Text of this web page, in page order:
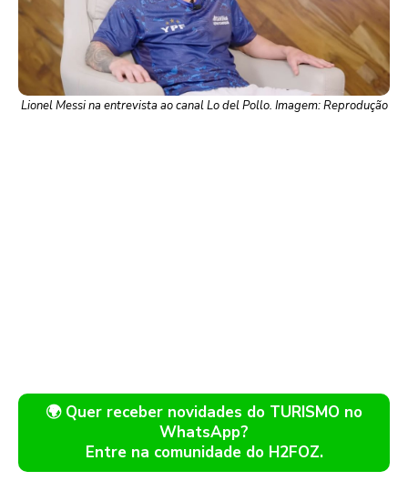
Lionel Messi na entrevista ao canal Lo del Pollo. Imagem: Reprodução
🌍 Quer receber novidades do TURISMO no
WhatsApp?
Entre na comunidade do H2FOZ.